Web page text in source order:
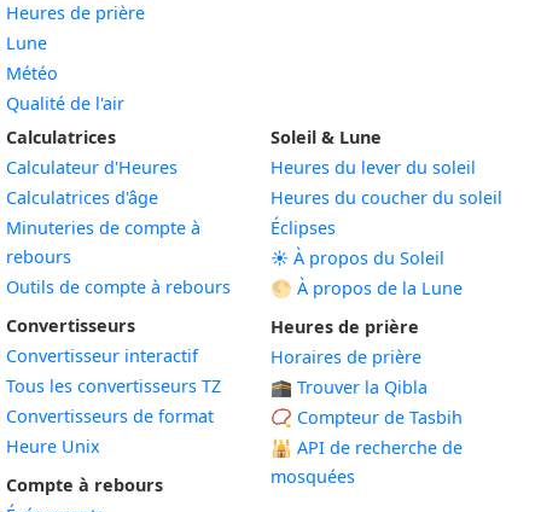
Heures de prière
Lune
Météo
Qualité de l'air
Calculatrices
Calculateur d'Heures
Calculatrices d'âge
Minuteries de compte à
rebours
Outils de compte à rebours
Convertisseurs
Convertisseur interactif
Tous les convertisseurs TZ
Convertisseurs de format
Heure Unix
Compte à rebours
Soleil & Lune
Heures du lever du soleil
Heures du coucher du soleil
Éclipses
☀️ À propos du Soleil
🌕 À propos de la Lune
Heures de prière
Horaires de prière
🕋 Trouver la Qibla
📿 Compteur de Tasbih
🕌 API de recherche de
mosquées